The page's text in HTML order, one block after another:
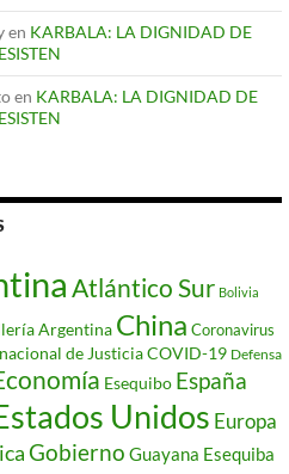
en KARBALA: LA DIGNIDAD DE
en KARBALA: LA DIGNIDAD DE
Atlántico Sur Bolivia
Argentina China Coronavirus
de JusticiaCOVID-19 Defensa
Esequibo España
Unidos Europa
Gobierno Guayana Esequiba